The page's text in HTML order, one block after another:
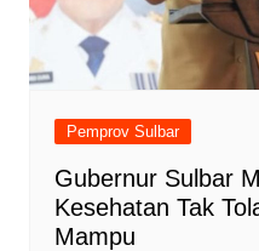
Pemprov Sulbar
Gubernur Sulbar
Kesehatan Tak
Mampu